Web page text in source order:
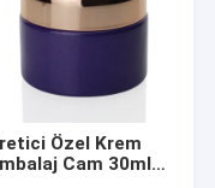
Özel Krem
Cam 30ml